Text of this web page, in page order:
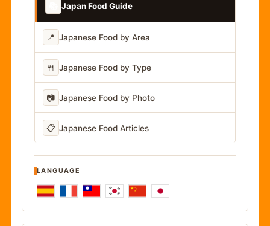
Japan Food Guide
📍 Japanese Food by Area
🍴 Japanese Food by Type
📷 Japanese Food by Photo
📋 Japanese Food Articles
LANGUAGE